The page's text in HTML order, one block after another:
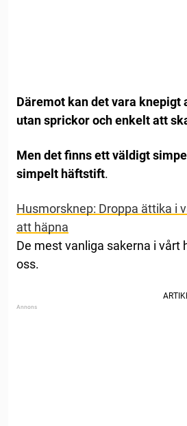
Däremot kan det vara
utan sprickor och enkelt att
Men det finns ett väldigt
simpelt häftstift.
Husmorsknep: Droppa ättika i
att häpna
De mest vanliga sakerna i vårt
oss.